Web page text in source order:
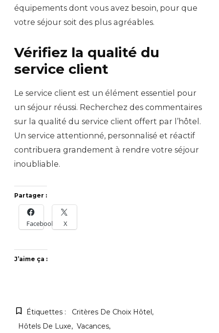
équipements dont vous avez besoin, pour que
votre séjour soit des plus agréables.
Vérifiez la qualité du
service client
Le service client est un élément essentiel pour
un séjour réussi. Recherchez des commentaires
sur la qualité du service client offert par l’hôtel.
Un service attentionné, personnalisé et réactif
contribuera grandement à rendre votre séjour
inoubliable.
Partager :
Facebook X
J’aime ça :
Étiquettes :
Critères De Choix Hôtel
Hôtels De Luxe
Vacances